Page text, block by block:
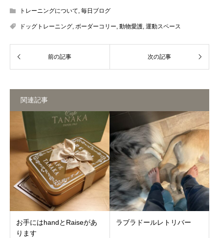
トレーニングについて, 毎日ブログ
ドッグトレーニング, ボーダーコリー, 動物愛護, 運動スペース
関連記事
お手にはhandとRaiseがあ
ります
ラブラドールレトリバー